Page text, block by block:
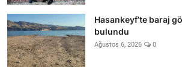
Hasankeyf’te baraj
bulundu
Ağustos 6, 2026 0